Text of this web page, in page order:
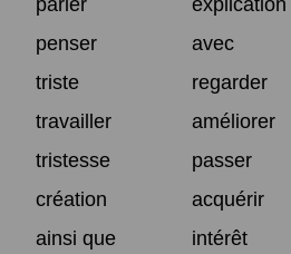
penser
avec
triste
regarder
travailler
améliorer
tristesse
passer
création
acquérir
ainsi que
intérêt